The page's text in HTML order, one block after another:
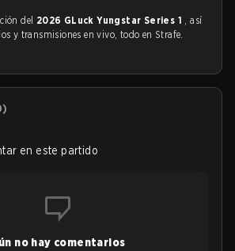
del 2026 GLuck Yungstar Series 1 , así
y transmisiones en vivo, todo en Strafe.
)
en este partido
no hay comentarios